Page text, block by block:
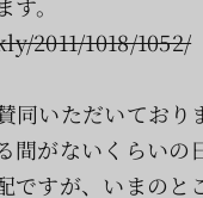
2011/1018/1052/
同いただいてお
間がないくらい
すが、いまのと